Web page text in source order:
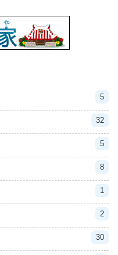
5
32
5
8
1
2
30